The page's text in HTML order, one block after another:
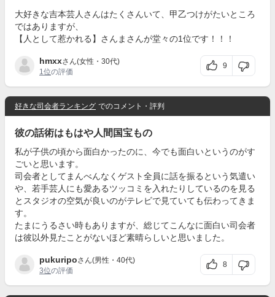
大好きな吉本芸人さんはたくさんいて、甲乙つけがたいところ
ではありますが、
【人として惹かれる】さんまさんが堂々の1位です！！！
hmxxさん(女性・30代)
1位の評価
9
好きな司会者ランキング でのコメント・評判
彼の話術はもはや人間国宝もの
私が子供の頃から面白かったのに、今でも面白いというのがす
ごいと思います。
司会者としてまんべんなくゲスト全員に話を振るという気遣い
や、若手芸人にも愛あるツッコミを入れたりしているのを見る
とスタジオの空気が良いのがテレビで見ていても伝わってきま
す。
たまにうるさい時もありますが、総じてこんなに面白い司会者
は彼以外見たことがないほど素晴らしいと思いました。
pukuripoさん(男性・40代)
3位の評価
8